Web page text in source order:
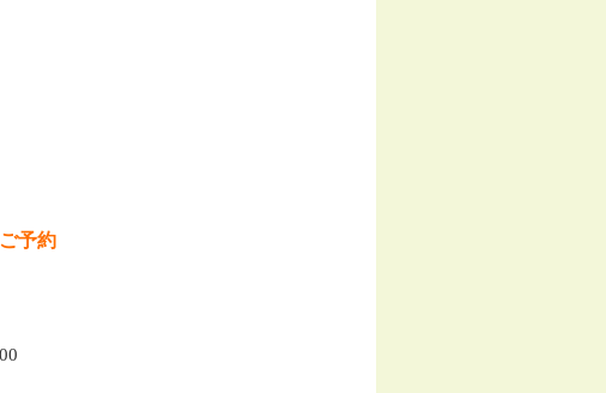
予約